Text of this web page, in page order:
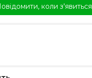
коли з'явиться